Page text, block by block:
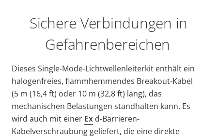
Sichere Verbindungen in
Gefahrenbereichen
Dieses Single-Mode-Lichtwellenleiterkit enthält ein
halogenfreies, flammhemmendes Breakout-Kabel
(5 m (16,4 ft) oder 10 m (32,8ft) lang), das
mechanischen Belastungen standhalten kann. Es
wird auch mit einer Ex d-Barrieren-
Kabelverschraubung geliefert, die eine direkte